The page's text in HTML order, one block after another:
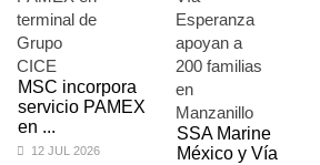
MSC incorpora
servicio PAMEX
en ...
12 JUL 2026
SSA Marine
México y Vía